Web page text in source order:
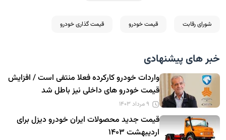
شورای رقابت قیمت خودرو قیمت گذاری خودرو
خبر های پیشنهادی
واردات خودرو کارکرده فعلا منتفی است / افزایش
قیمت خودرو های داخلی نیز باطل شد
۹ مرداد ۱۴۰۳
قیمت جدید محصولات ایران خودرو دیزل برای
اردیبهشت ۱۴۰۳